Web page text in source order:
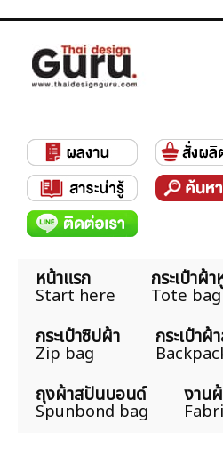
หน้าแรก
Start here
กระเป๋าผ้
Tote bag
กระเป๋าซิปผ้า
Zip bag
กระเป๋าผ้
ถุงผ้าสปันบอนด์
Spunbond bag
งาน